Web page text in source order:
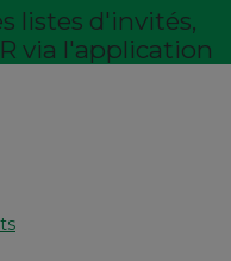
listes d'invités,
via l'application